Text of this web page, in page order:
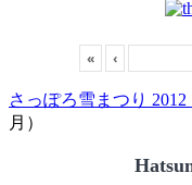
« ‹
さっぽろ雪まつり 2012
月）